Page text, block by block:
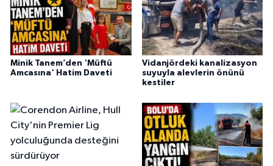
Minik Tanem’den 'Müftü
Amcasına' Hatim Daveti
Vidanjördeki kanalizasyon
suyuyla alevlerin önünü
kestiler